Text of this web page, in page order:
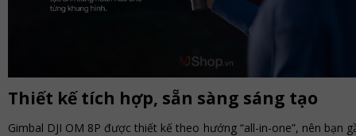
Thiết kế tích hợp, sẵn sàng sáng tạo
Gimbal DJI OM 8P được thiết kế theo hướng “all-in-one”, nên bạn